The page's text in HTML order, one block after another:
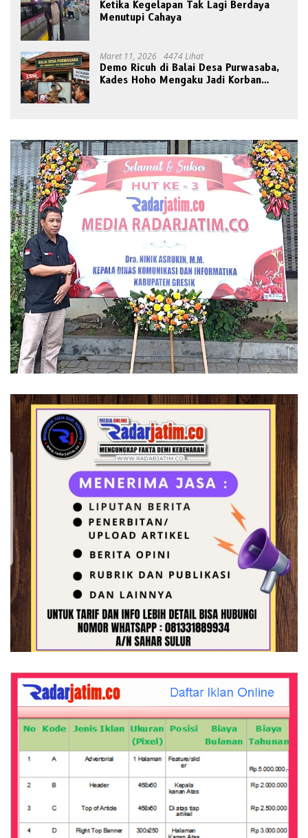
Ketika Kegelapan Tak Lagi Berdaya
Menutupi Cahaya
Maret 11, 2026 4474 Lihat
Demo Ricuh di Balai Desa Purwasaba,
Kades Hoho Mengaku Jadi Korban